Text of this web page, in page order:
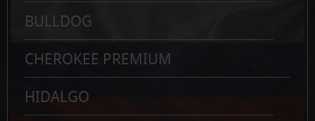
BULLDOG
CHEROKEE PREMIUM
HIDALGO